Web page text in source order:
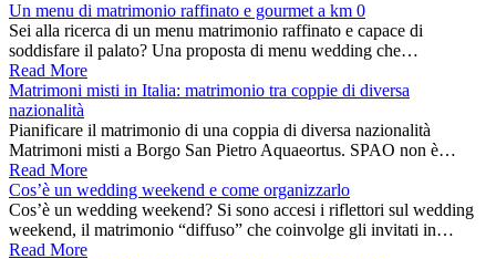
Un menu di matrimonio raffinato e gourmet a km 0
Sei alla ricerca di un menu matrimonio raffinato e capace di
soddisfare il palato? Una proposta di menu wedding che…
Read More
Matrimoni misti in Italia: matrimonio tra coppie di diversa
nazionalità
Pianificare il matrimonio di una coppia di diversa nazionalità
Matrimoni misti a Borgo San Pietro Aquaeortus. SPAO non è…
Read More
Cos’è un wedding weekend e come organizzarlo
Cos’è un wedding weekend? Si sono accesi i riflettori sul wedding
weekend, il matrimonio “diffuso” che coinvolge gli invitati in…
Read More